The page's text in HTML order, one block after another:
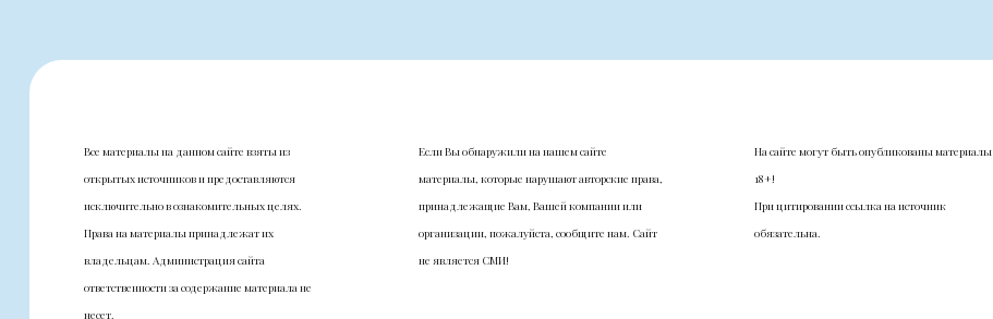
Все материалы на данном сайте взяты из
открытых источников и предоставляются
исключительно в ознакомительных целях.
Права на материалы принадлежат их
владельцам. Администрация сайта
ответственности за содержание материала не
несет.
Если Вы обнаружили на нашем сайте
материалы, которые нарушают авторские права,
принадлежащие Вам, Вашей компании или
организации, пожалуйста, сообщите нам. Сайт
не является СМИ!
На сайте могут быть опубликованы материалы
18+!
При цитировании ссылка на источник
обязательна.